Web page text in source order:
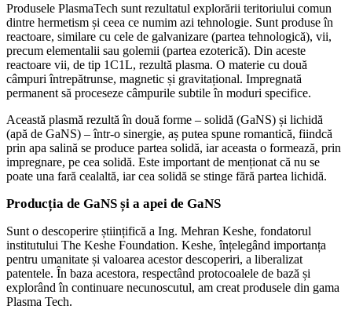
Produsele PlasmaTech sunt rezultatul explorării teritoriului comun
dintre hermetism și ceea ce numim azi tehnologie. Sunt produse în
reactoare, similare cu cele de galvanizare (partea tehnologică), vii,
precum elementalii sau golemii (partea ezoterică). Din aceste
reactoare vii, de tip 1C1L, rezultă plasma. O materie cu două
câmpuri întrepătrunse, magnetic și gravitațional. Impregnată
permanent să proceseze câmpurile subtile în moduri specifice.
Această plasmă rezultă în două forme – solidă (GaNS) și lichidă
(apă de GaNS) – într-o sinergie, aș putea spune romantică, fiindcă
prin apa salină se produce partea solidă, iar aceasta o formează, prin
impregnare, pe cea solidă. Este important de menționat că nu se
poate una fară cealaltă, iar cea solidă se stinge fără partea lichidă.
Producția de GaNS și a apei de GaNS
Sunt o descoperire științifică a Ing. Mehran Keshe, fondatorul
institutului The Keshe Foundation. Keshe, înțelegând importanța
pentru umanitate și valoarea acestor descoperiri, a liberalizat
patentele. În baza acestora, respectând protocoalele de bază și
explorând în continuare necunoscutul, am creat produsele din gama
Plasma Tech.